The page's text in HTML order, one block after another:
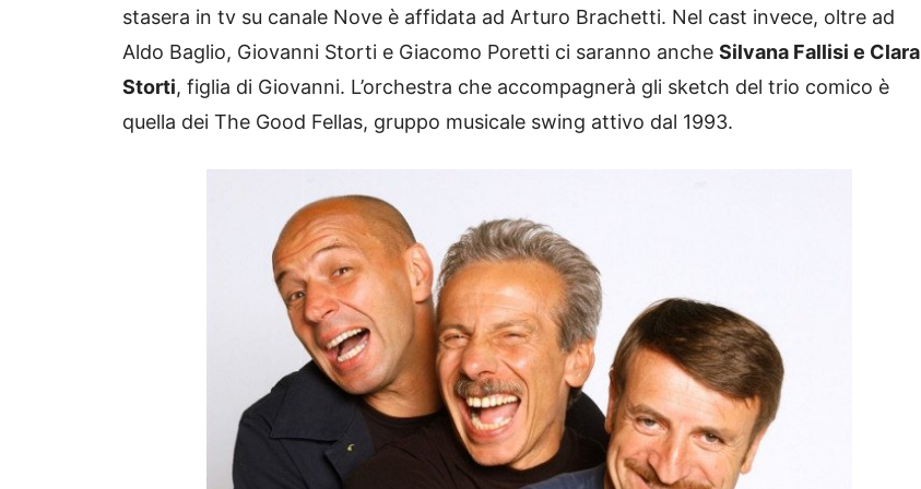
stasera in tv su canale Nove è affidata ad Arturo Brachetti. Nel cast invece, oltre ad
Aldo Baglio, Giovanni Storti e Giacomo Poretti ci saranno anche Silvana Fallisi e Clara
Storti, figlia di Giovanni. L’orchestra che accompagnerà gli sketch del trio comico è
quella dei The Good Fellas, gruppo musicale swing attivo dal 1993.